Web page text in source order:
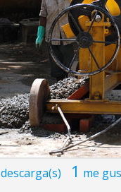
descarga(s) 1 me